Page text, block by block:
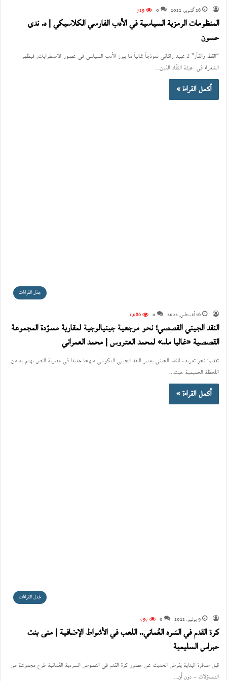
26 أكتوبر، 2022 0
729
المنظومات الرمزية السياسية في الأدب الفارسي الكلاسيكي | د. ندى
حسون
“القط والفأر” لـ عبيد زاكاني نموذجاً غالباً ما يبرز الأدب السياسي في عصور الاضطرابات، فيظهر
الشعراء في هيئة النقّاد الذين…
أكمل القراءة »
جَدَل القراءات
16 أغسطس، 2022 0 1٬086
النقد الجيني القصصي؛ نحو مرجعية جينيالوجية لمقاربة مسوّدة المجموعة
القصصية «غالبا ما..» لمحمد العتروس | محمد العمراني
تقديم؛ نحو تعريف للنقد الجيني يعتبر النقد الجيني التكويني منهجا جديدا في مقاربة النص يهتم به من
اللحظة الحميمية حيث…
أكمل القراءة »
جَدَل القراءات
9 يوليو، 2022 0
797
كرة القدم في السَرد العُماني.. اللعب في الأشواط الإضافية | منى بنت
حبراس السليمية
قبل صافرة البداية يفرض الحديث عن حضور كرة القدم في النصوص السردية العُمانية طرح مجموعة من
التساؤلات – دون أن…